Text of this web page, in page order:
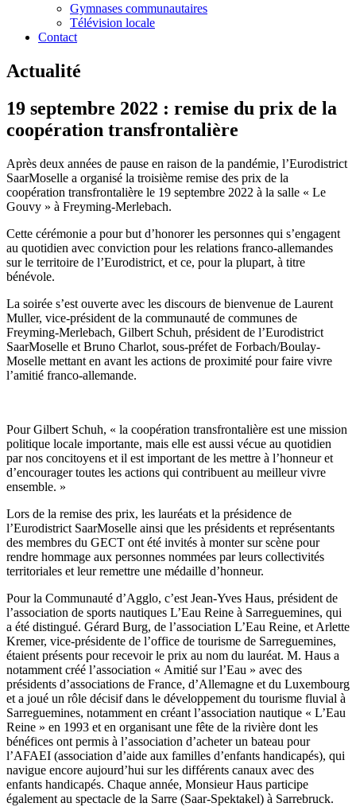
Gymnases communautaires
Télévision locale
Contact
Actualité
19 septembre 2022 : remise du prix de la
coopération transfrontalière
Après deux années de pause en raison de la pandémie, l’Eurodistrict
SaarMoselle a organisé la troisième remise des prix de la
coopération transfrontalière le 19 septembre 2022 à la salle « Le
Gouvy » à Freyming-Merlebach.
Cette cérémonie a pour but d’honorer les personnes qui s’engagent
au quotidien avec conviction pour les relations franco-allemandes
sur le territoire de l’Eurodistrict, et ce, pour la plupart, à titre
bénévole.
La soirée s’est ouverte avec les discours de bienvenue de Laurent
Muller, vice-président de la communauté de communes de
Freyming-Merlebach, Gilbert Schuh, président de l’Eurodistrict
SaarMoselle et Bruno Charlot, sous-préfet de Forbach/Boulay-
Moselle mettant en avant les actions de proximité pour faire vivre
l’amitié franco-allemande.
Pour Gilbert Schuh, « la coopération transfrontalière est une mission
politique locale importante, mais elle est aussi vécue au quotidien
par nos concitoyens et il est important de les mettre à l’honneur et
d’encourager toutes les actions qui contribuent au meilleur vivre
ensemble. »
Lors de la remise des prix, les lauréats et la présidence de
l’Eurodistrict SaarMoselle ainsi que les présidents et représentants
des membres du GECT ont été invités à monter sur scène pour
rendre hommage aux personnes nommées par leurs collectivités
territoriales et leur remettre une médaille d’honneur.
Pour la Communauté d’Agglo, c’est Jean-Yves Haus, président de
l’association de sports nautiques L’Eau Reine à Sarreguemines, qui
a été distingué. Gérard Burg, de l’association L’Eau Reine, et Arlette
Kremer, vice-présidente de l’office de tourisme de Sarreguemines,
étaient présents pour recevoir le prix au nom du lauréat. M. Haus a
notamment créé l’association « Amitié sur l’Eau » avec des
présidents d’associations de France, d’Allemagne et du Luxembourg
et a joué un rôle décisif dans le développement du tourisme fluvial à
Sarreguemines, notamment en créant l’association nautique « L’Eau
Reine » en 1993 et en organisant une fête de la rivière dont les
bénéfices ont permis à l’association d’acheter un bateau pour
l’AFAEI (association d’aide aux familles d’enfants handicapés), qui
navigue encore aujourd’hui sur les différents canaux avec des
enfants handicapés. Chaque année, Monsieur Haus participe
également au spectacle de la Sarre (Saar-Spektakel) à Sarrebruck.